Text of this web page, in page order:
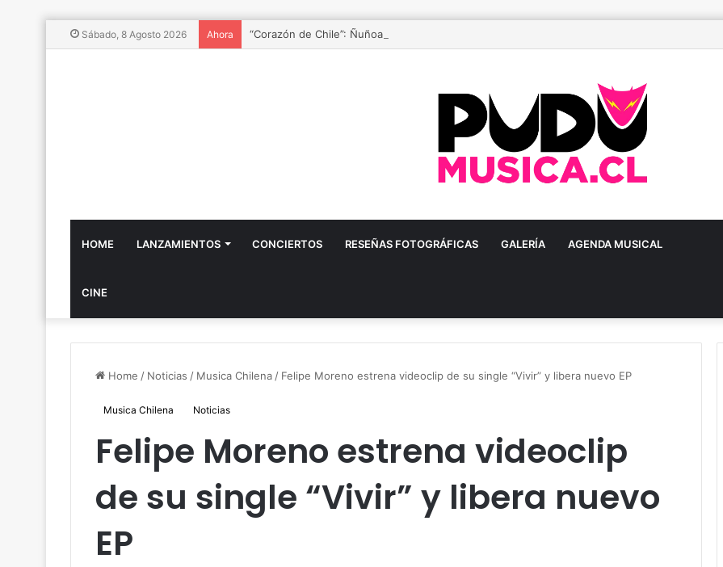
Sábado, 8 Agosto 2026 Ahora “Corazón de Chile”: Ñuñoa prepara una gran fiesta dieciochera para celebrar las Fiestas Patrias
HOME LANZAMIENTOS CONCIERTOS RESEÑAS FOTOGRÁFICAS GALERÍA AGENDA MUSICAL
CINE
Home / Noticias / Musica Chilena / Felipe Moreno estrena videoclip de su single “Vivir” y libera nuevo EP
Musica Chilena Noticias
Felipe Moreno estrena videoclip
de su single “Vivir” y libera nuevo
EP